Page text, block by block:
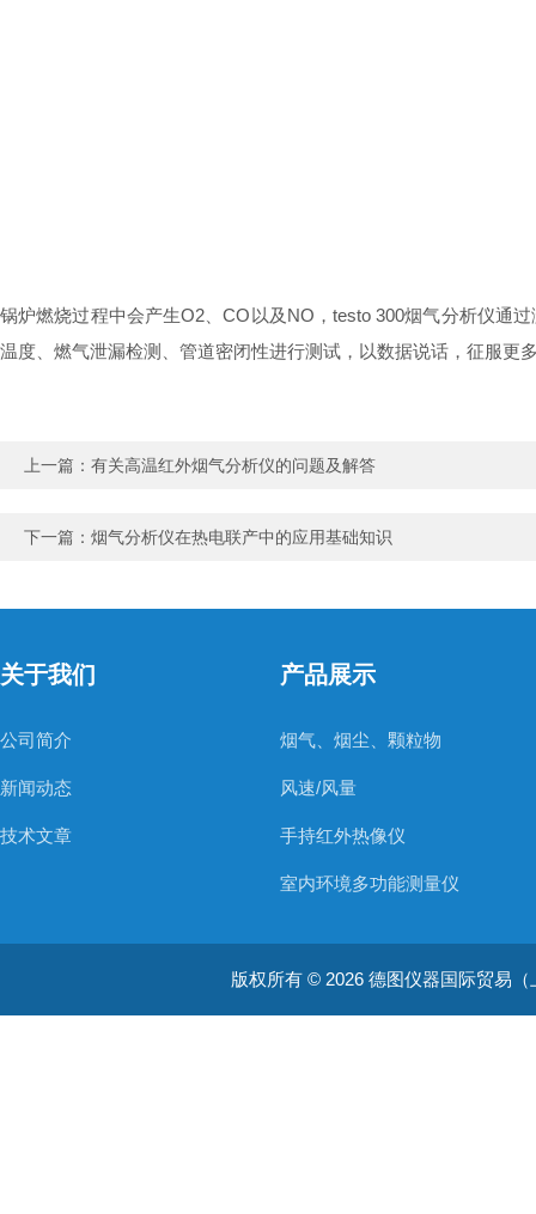
锅炉燃烧过程中会产生O2、CO以及NO，testo 300烟气分析仪通
温度、燃气泄漏检测、管道密闭性进行测试，以数据说话，征服更
上一篇： 有关高温红外烟气分析仪的问题及解答
下一篇： 烟气分析仪在热电联产中的应用基础知识
关于我们
公司简介
新闻动态
技术文章
产品展示
烟气、烟尘、颗粒物
风速/风量
手持红外热像仪
室内环境多功能测量仪
温湿度仪器
版权所有 © 2026 德图仪器国际贸易